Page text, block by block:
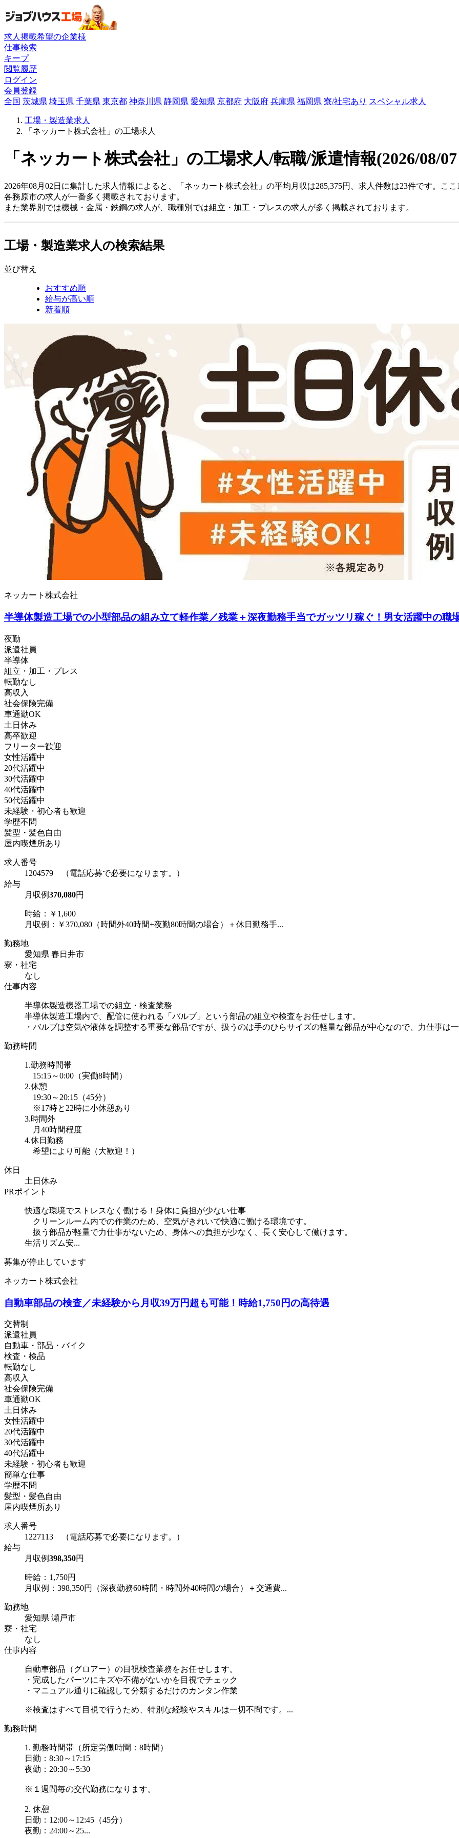
求人掲載希望の企業様
仕事検索
キープ
閲覧履歴
ログイン
会員登録
全国 茨城県 埼玉県 千葉県 東京都 神奈川県 静岡県 愛知県 京都府 大阪府 兵庫県 福岡県 寮/社宅あり スペシャル求人
工場・製造業求人
「ネッカート株式会社」の工場求人
「ネッカート株式会社」の工場求人/転職/派遣情報(2026/08/
2026年08月02日に集計した求人情報によると、「ネッカート株式会社」の平均月収は285,375円、求人件数は23件です。こ
各務原市の求人が一番多く掲載されております。
また業界別では機械・金属・鉄鋼の求人が、職種別では組立・加工・プレスの求人が多く掲載されております。
工場・製造業求人の検索結果
並び替え
おすすめ順
給与が高い順
新着順
ネッカート株式会社
半導体製造工場での小型部品の組み立て軽作業／残業＋深夜勤務手当でガッツリ稼ぐ！男女活躍中の職
夜勤
派遣社員
半導体
組立・加工・プレス
転勤なし
高収入
社会保険完備
車通勤OK
土日休み
高卒歓迎
フリーター歓迎
女性活躍中
20代活躍中
30代活躍中
40代活躍中
50代活躍中
未経験・初心者も歓迎
学歴不問
髪型・髪色自由
屋内喫煙所あり
求人番号
1204579 （電話応募で必要になります。）
給与
月収例370,080円
時給：￥1,600
月収例：￥370,080（時間外40時間+夜勤80時間の場合）＋休日勤務手...
勤務地
愛知県 春日井市
寮・社宅
なし
仕事内容
半導体製造機器工場での組立・検査業務
半導体製造工場内で、配管に使われる「バルブ」という部品の組立や検査をお任せします。
・バルブは空気や液体を調整する重要な部品ですが、扱うのは手のひらサイズの軽量な部品が中心なので、力仕事は
勤務時間
1.勤務時間帯
15:15～0:00（実働8時間）
2.休憩
19:30～20:15（45分）
※17時と22時に小休憩あり
3.時間外
月40時間程度
4.休日勤務
希望により可能（大歓迎！）
休日
土日休み
PRポイント
快適な環境でストレスなく働ける！身体に負担が少ない仕事
クリーンルーム内での作業のため、空気がきれいで快適に働ける環境です。
扱う部品が軽量で力仕事がないため、身体への負担が少なく、長く安心して働けます。
生活リズム安...
募集が停止しています
ネッカート株式会社
自動車部品の検査／未経験から月収39万円超も可能！時給1,750円の高待遇
交替制
派遣社員
自動車・部品・バイク
検査・検品
転勤なし
高収入
社会保険完備
車通勤OK
土日休み
女性活躍中
20代活躍中
30代活躍中
40代活躍中
未経験・初心者も歓迎
簡単な仕事
学歴不問
髪型・髪色自由
屋内喫煙所あり
求人番号
1227113 （電話応募で必要になります。）
給与
月収例398,350円
時給：1,750円
月収例：398,350円（深夜勤務60時間・時間外40時間の場合）＋交通費...
勤務地
愛知県 瀬戸市
寮・社宅
なし
仕事内容
自動車部品（グロアー）の目視検査業務をお任せします。
・完成したパーツにキズや不備がないかを目視でチェック
・マニュアル通りに確認して分類するだけのカンタン作業
※検査はすべて目視で行うため、特別な経験やスキルは一切不問です。...
勤務時間
1. 勤務時間帯（所定労働時間：8時間）
日勤：8:30～17:15
夜勤：20:30～5:30
※１週間毎の交代勤務になります。
2. 休憩
日勤：12:00～12:45（45分）
夜勤：24:00～25...